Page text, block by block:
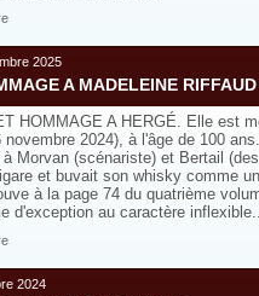
2025
A MADELEINE RIFFAUD
HOMMAGE A HERGÉ. Elle est
novembre 2024), à l'âge de 100
Morvan (scénariste) et Bertail
et buvait son whisky comme
à la page 74 du quatrième
d'exception au caractère
2024